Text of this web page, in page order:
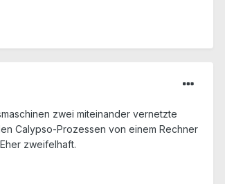
zwei miteinander vernetzte
Calypso-Prozessen von einem Rechner
zweifelhaft.